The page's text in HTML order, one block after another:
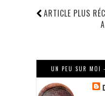
ARTICLE PLUS
UN PEU SUR MOI